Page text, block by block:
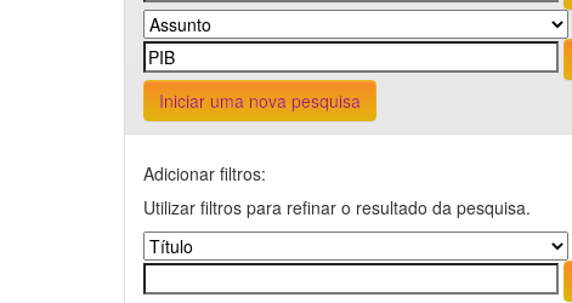
Iniciar uma nova pesquisa
Adicionar filtros:
Utilizar filtros para refinar o resultado da pesquisa.